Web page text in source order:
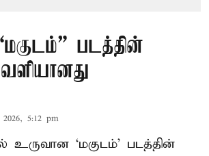
படத்தின்
5:12 pm
உருவான ‘மகுடம்’ படத்தின்